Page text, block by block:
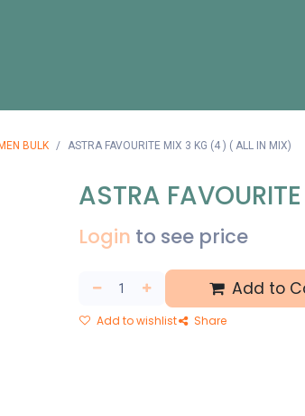
BULK ASTRA FAVOURITE MIX 3 KG (4 ) ( ALL IN MIX)
ASTRA
Login to see price
Add to
Add to wishlist Share